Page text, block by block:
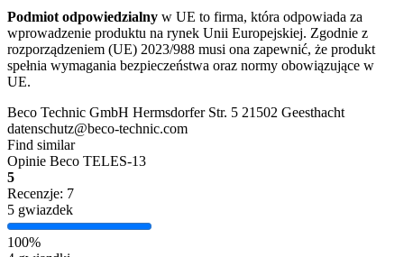
Podmiot odpowiedzialny w UE to firma, która odpowiada za
wprowadzenie produktu na rynek Unii Europejskiej. Zgodnie z
rozporządzeniem (UE) 2023/988 musi ona zapewnić, że produkt
spełnia wymagania bezpieczeństwa oraz normy obowiązujące w
UE.
Beco Technic GmbH Hermsdorfer Str. 5 21502 Geesthacht
datenschutz@beco-technic.com
Find similar
Opinie Beco TELES-13
5
Recenzje: 7
5 gwiazdek
100%